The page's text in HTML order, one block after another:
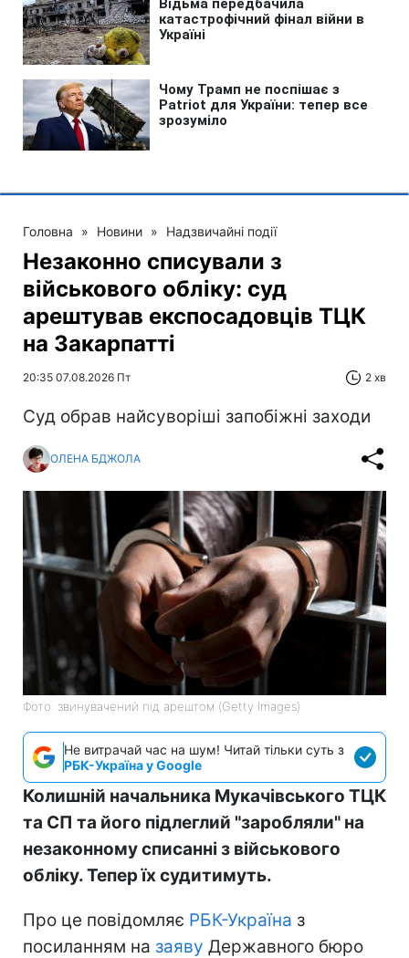
Головна » Новини » Надзвичайні події
Незаконно списували з
військового обліку: суд
арештував експосадовців ТЦК
на Закарпатті
20:35 07.08.2026 Пт 2 хв
Суд обрав найсуворіші запобіжні заходи
ОЛЕНА БДЖОЛА
Фото: звинувачений під арештом (Getty Images)
Не витрачай час на шум! Читай тільки суть з
РБК-Україна у Google
Колишній начальника Мукачівського ТЦК
та СП та його підлеглий "заробляли" на
незаконному списанні з військового
обліку. Тепер їх судитимуть.
Про це повідомляє РБК-Україна з
посиланням на заяву Державного бюро